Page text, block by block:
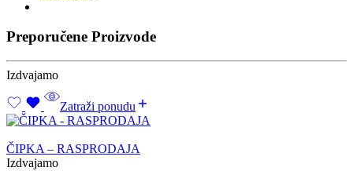
Preporučene Proizvode
Izdvajamo
Zatraži ponudu
ČIPKA – RASPRODAJA
Izdvajamo